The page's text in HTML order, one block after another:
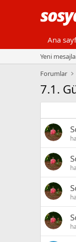
Ana
Yeni
Forumlar
7.1.